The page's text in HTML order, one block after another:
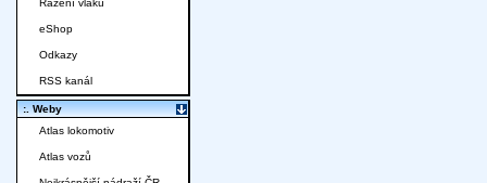
Řazení vlaků
eShop
Odkazy
RSS kanál
:. Weby
Atlas lokomotiv
Atlas vozů